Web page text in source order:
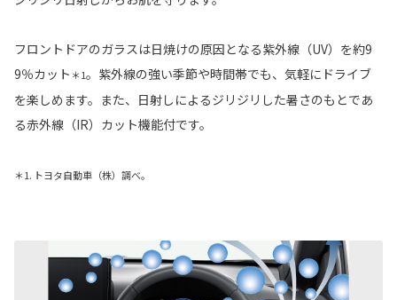
フロントドアのガラスは日焼けの原因となる紫外線（UV）を約9
9％カット ＊1。紫外線の強い季節や時間帯でも、気軽にドライブ
を楽しめます。また、日射しによるジリジリした暑さのもとであ
る赤外線（IR）カット機能付です。
＊1. トヨタ自動車（株）調べ。